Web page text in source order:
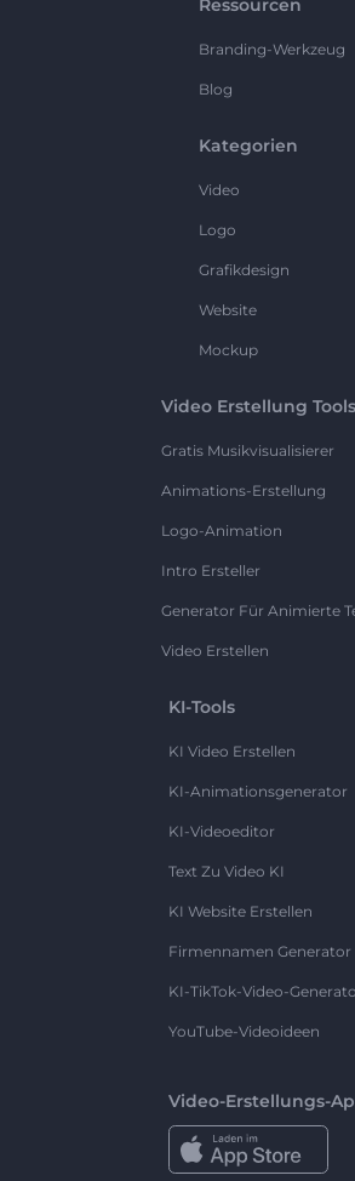
Ressourcen
Branding-Werkzeug
Blog
Kategorien
Video
Logo
Grafikdesign
Website
Mockup
Video Erstellung Tools
Gratis Musikvisualisierer
Animations-Erstellung
Logo-Animation
Intro Ersteller
Generator Für Animierte
Video Erstellen
KI-Tools
KI Video Erstellen
KI-Animationsgenerator
KI-Videoeditor
Text Zu Video KI
KI Website Erstellen
Firmennamen Generator
KI-TikTok-Video-
YouTube-Videoideen
Video-Erstellungs-